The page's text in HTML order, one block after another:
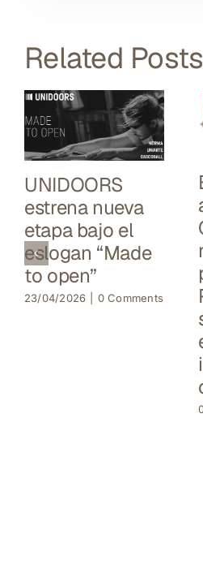
Related Posts
UNIDOORS
estrena nueva
etapa bajo el
eslogan “Made
to open”
23/04/2026 0 Comments